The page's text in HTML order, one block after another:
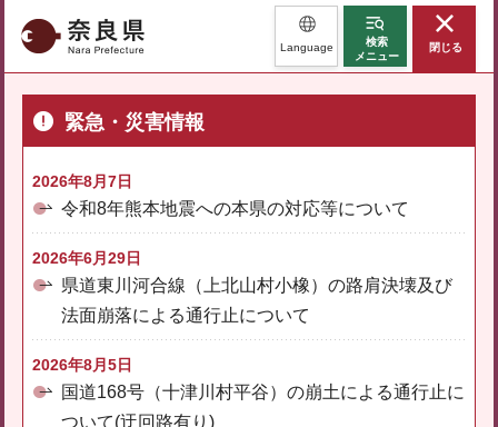
奈良県 Language
検索
メニュー
閉じる
緊急・災害情報
2026年8月7日
令和8年熊本地震への本県の対応等について
2026年6月29日
県道東川河合線（上北山村小橡）の路肩決壊及び
法面崩落による通行止について
2026年8月5日
国道168号（十津川村平谷）の崩土による通行止に
ついて(迂回路有り)